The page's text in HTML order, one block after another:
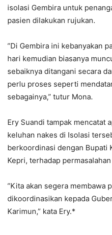
isolasi Gembira untuk
pasien dilakukan rujukan.
“Di Gembira ini kebanyakan
hari kemudian biasanya
sebaiknya ditangani secara
perlu proses seperti
sebagainya,” tutur Mona.
Ery Suandi tampak mencatat
keluhan nakes di Isolasi
berkoordinasi dengan Bupati
Kepri, terhadap
“Kita akan segera membawa
dikoordinasikan kepada
Karimun,” kata Ery.*